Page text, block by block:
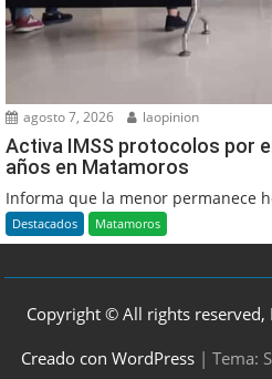
agosto 7, 2026 laopinion
Activa IMSS protocolos por
años en Matamoros
Informa que la menor permanece
Destacados Matamoros
Copyright © All rights reserved,
Creado con WordPress | Tema: